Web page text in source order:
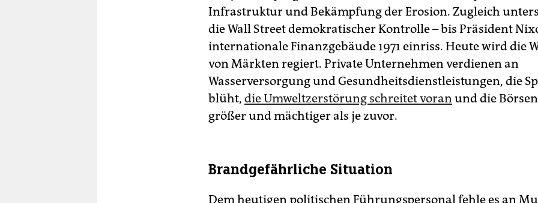
Infrastruktur und Bekämpfung der Erosion. Zugleich
die Wall Street demokratischer Kontrolle – bis Präsident
internationale Finanzgebäude 1971 einriss. Heute wird die
von Märkten regiert. Private Unternehmen verdienen an
Wasserversorgung und Gesundheitsdienstleistungen, die
blüht, die Umweltzerstörung schreitet voran und die
größer und mächtiger als je zuvor.
Brandgefährliche Situation
Dem heutigen politischen Führungspersonal fehle es an